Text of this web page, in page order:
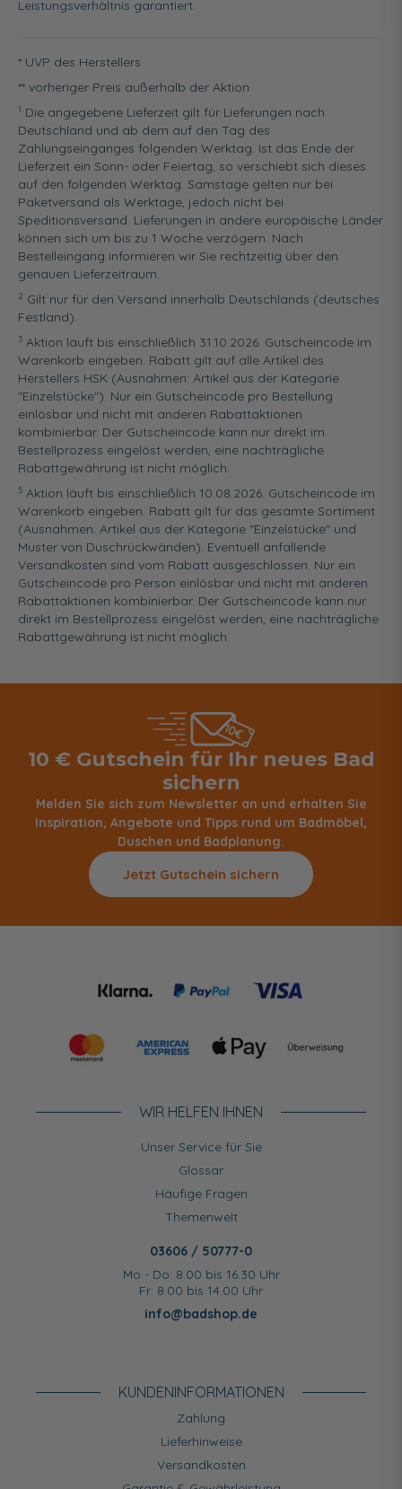
Leistungsverhältnis garantiert.
* UVP des Herstellers
** vorheriger Preis außerhalb der Aktion
1 Die angegebene Lieferzeit gilt für Lieferungen nach
Deutschland und ab dem auf den Tag des
Zahlungseinganges folgenden Werktag. Ist das Ende der
Lieferzeit ein Sonn- oder Feiertag, so verschiebt sich dieses
auf den folgenden Werktag. Samstage gelten nur bei
Paketversand als Werktage, jedoch nicht bei
Speditionsversand. Lieferungen in andere europäische Länder
können sich um bis zu 1 Woche verzögern. Nach
Bestelleingang informieren wir Sie rechtzeitig über den
genauen Lieferzeitraum.
2 Gilt nur für den Versand innerhalb Deutschlands (deutsches
Festland).
3 Aktion läuft bis einschließlich 31.10.2026. Gutscheincode im
Warenkorb eingeben. Rabatt gilt auf alle Artikel des
Herstellers HSK (Ausnahmen: Artikel aus der Kategorie
"Einzelstücke"). Nur ein Gutscheincode pro Bestellung
einlösbar und nicht mit anderen Rabattaktionen
kombinierbar. Der Gutscheincode kann nur direkt im
Bestellprozess eingelöst werden, eine nachträgliche
Rabattgewährung ist nicht möglich.
5 Aktion läuft bis einschließlich 10.08.2026. Gutscheincode im
Warenkorb eingeben. Rabatt gilt für das gesamte Sortiment
(Ausnahmen: Artikel aus der Kategorie "Einzelstücke" und
Muster von Duschrückwänden). Eventuell anfallende
Versandkosten sind vom Rabatt ausgeschlossen. Nur ein
Gutscheincode pro Person einlösbar und nicht mit anderen
Rabattaktionen kombinierbar. Der Gutscheincode kann nur
direkt im Bestellprozess eingelöst werden, eine nachträgliche
Rabattgewährung ist nicht möglich.
10 € Gutschein für Ihr neues Bad
sichern
Melden Sie sich zum Newsletter an und erhalten Sie
Inspiration, Angebote und Tipps rund um Badmöbel,
Duschen und Badplanung.
Jetzt Gutschein sichern
WIR HELFEN IHNEN
Unser Service für Sie
Glossar
Häufige Fragen
Themenwelt
03606 / 50777-0
Mo - Do: 8.00 bis 16.30 Uhr
Fr: 8.00 bis 14.00 Uhr
info@badshop.de
KUNDEN­INFORMATIONEN
Zahlung
Lieferhinweise
Versandkosten